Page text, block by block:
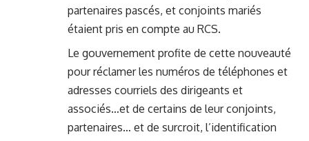
partenaires pascés, et conjoints mariés
étaient pris en compte au RCS.
Le gouvernement profite de cette nouveauté
pour réclamer les numéros de téléphones et
adresses courriels des dirigeants et
associés…et de certains de leur conjoints,
partenaires… et de surcroit, l’identification